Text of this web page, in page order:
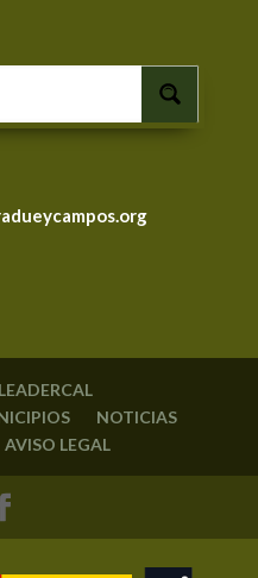
LEADERCAL
NOTICIAS
AVISO LEGAL